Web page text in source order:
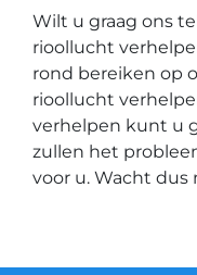
Wilt u graag ons
rioollucht
rond bereiken op
rioollucht
verhelpen kunt u
zullen het
voor u. Wacht dus